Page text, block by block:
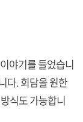
야기를 들었습니
다. 회담을 원한
식도 가능합니